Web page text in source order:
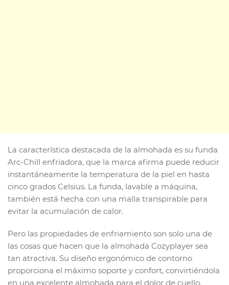
La característica destacada de la almohada es su funda
Arc-Chill enfriadora, que la marca afirma puede reducir
instantáneamente la temperatura de la piel en hasta
cinco grados Celsius. La funda, lavable a máquina,
también está hecha con una malla transpirable para
evitar la acumulación de calor.
Pero las propiedades de enfriamiento son solo una de
las cosas que hacen que la almohada Cozyplayer sea
tan atractiva. Su diseño ergonómico de contorno
proporciona el máximo soporte y confort, convirtiéndola
en una excelente almohada para el dolor de cuello.